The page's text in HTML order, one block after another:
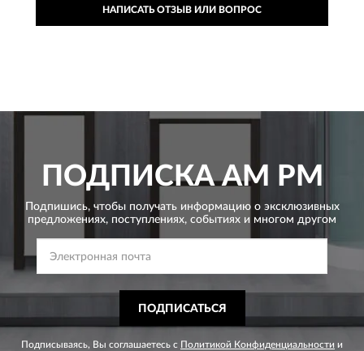
НАПИСАТЬ ОТЗЫВ ИЛИ ВОПРОС
ПОДПИСКАAM PM
Подпишись, чтобы получать информацию о эксклюзивных
предложениях, поступлениях, событиях и многом другом
ПОДПИСАТЬСЯ
Подписываясь, Вы соглашаетесь с Политикой Конфиденциальности и